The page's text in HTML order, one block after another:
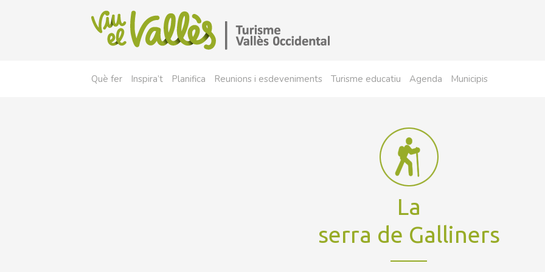
Què fer Inspira’t Planifica Reunions i esdeveniments Turisme educatiu Agenda Municipis
La
serra de Galliners